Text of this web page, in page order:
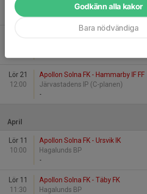
11:30
Ultimate Football - Upplands Väsby
-
Lör 21
12:00
Apollon Solna FK - Hammarby IF FF
Järvastadens IP (C-planen)
-
April
Lör 11
10:00
Apollon Solna FK - Ursvik IK
Hagalunds BP
-
Lör 11
11:30
Apollon Solna FK - Täby FK
Hagalunds BP
Godkänn alla kakor
Bara nödvändiga